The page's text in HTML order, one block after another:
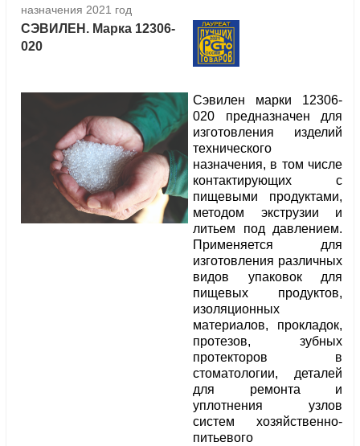
назначения 2021 год
СЭВИЛЕН. Марка 12306-
020
Сэвилен марки 12306-
020 предназначен для
изготовления изделий
технического
назначения, в том числе
контактирующих с
пищевыми продуктами,
методом экструзии и
литьем под давлением.
Применяется для
изготовления различных
видов упаковок для
пищевых продуктов,
изоляционных
материалов, прокладок,
протезов, зубных
протекторов в
стоматологии, деталей
для ремонта и
уплотнения узлов
систем хозяйственно-
питьевого